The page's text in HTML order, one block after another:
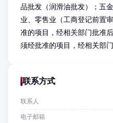
品批发（润滑油批发）；五
业、零售业（工商登记前置
准的项目，经相关部门批准
须经批准的项目，经相关部
联系方式
联系人
电子邮箱